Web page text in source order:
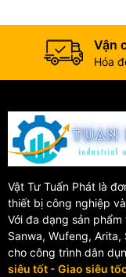
Vận
Hóa
Vật Tư Tuấn Phát là
thiết bị công nghiệp
Với đa dạng sản
Sanwa, Wufeng,
cho công trình dân
siêu tốt - Giao siêu